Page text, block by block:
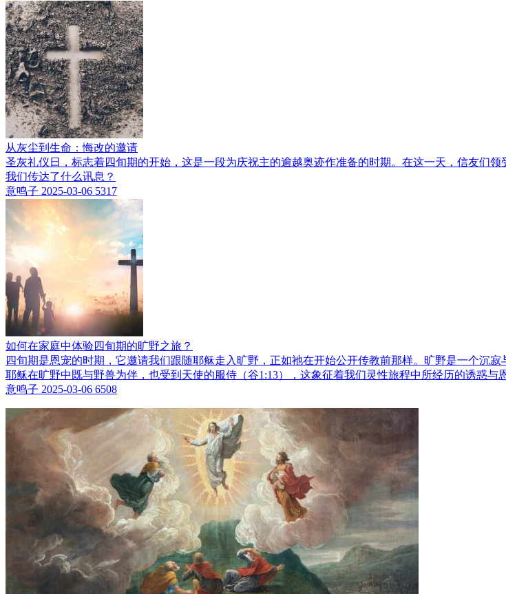
从灰尘到生命：悔改的邀请
圣灰礼仪日，标志着四旬期的开始，这是一段为庆祝主的逾越奥迹作准备的时期。在这一天，信友们
我们传达了什么讯息？
意鸣子 2025-03-06 5317
如何在家庭中体验四旬期的旷野之旅？
四旬期是恩宠的时期，它邀请我们跟随耶稣走入旷野，正如祂在开始公开传教前那样。旷野是一个沉
耶稣在旷野中既与野兽为伴，也受到天使的服侍（谷1:13），这象征着我们灵性旅程中所经历的诱惑与
意鸣子 2025-03-06 6508